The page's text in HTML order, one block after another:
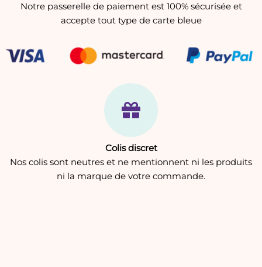
Notre passerelle de paiement est 100% sécurisée et
accepte tout type de carte bleue
Colis discret
Nos colis sont neutres et ne mentionnent ni les produits
ni la marque de votre commande.